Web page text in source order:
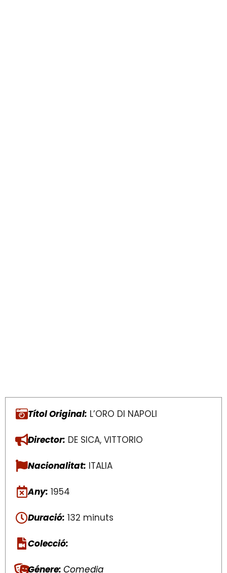
Títol Original: L’ORO DI NAPOLI
Director: DE SICA, VITTORIO
Nacionalitat: ITALIA
Any: 1954
Duració: 132 minuts
Colecció:
Génere: Comedia